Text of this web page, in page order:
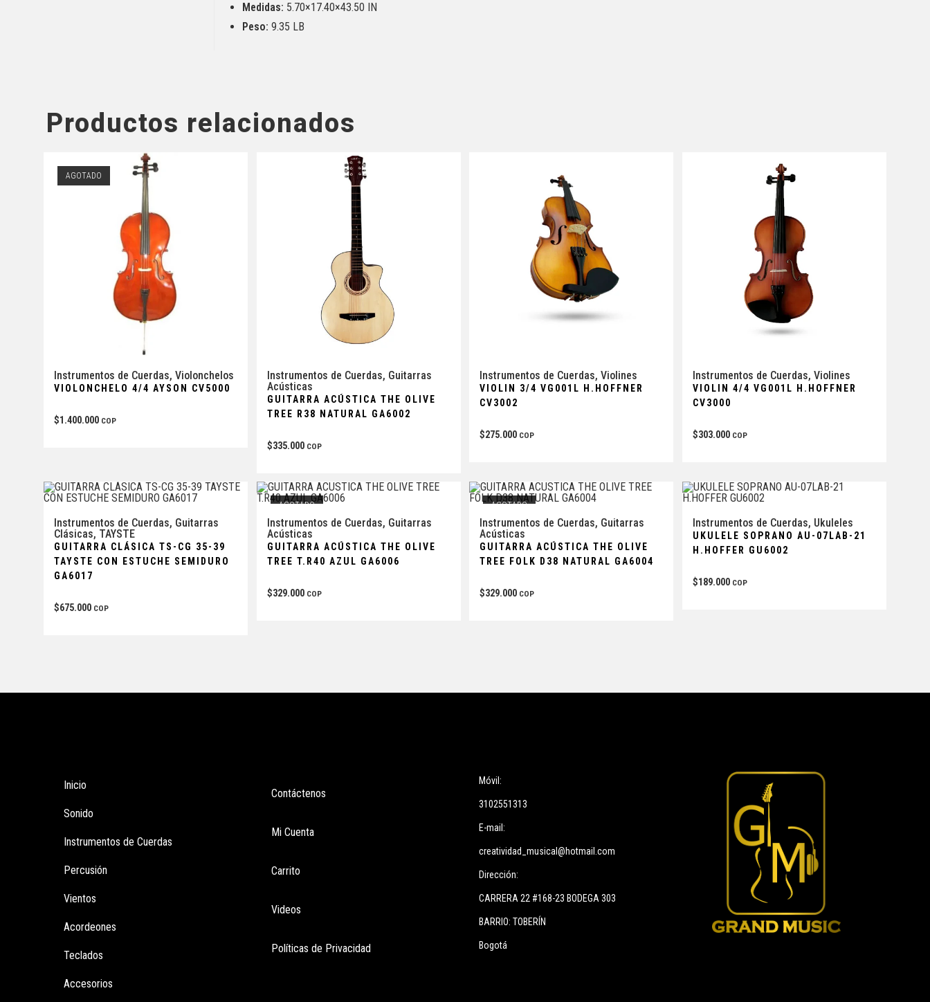
Medidas: 5.70×17.40×43.50 IN
Peso: 9.35 LB
Productos relacionados
AGOTADO
Instrumentos de Cuerdas,Violonchelos
VIOLONCHELO 4/4 AYSON CV5000
$1.400.000 COP
Instrumentos de Cuerdas, Guitarras
Acústicas
GUITARRA ACÚSTICA THE OLIVE
TREE R38 NATURAL GA6002
$335.000 COP
Instrumentos de Cuerdas,Violines
VIOLIN 3/4 VG001L H.HOFFNER
CV3002
$275.000 COP
Instrumentos de Cuerdas, Violines
VIOLIN 4/4 VG001L H.HOFFNER
CV3000
$303.000 COP
Instrumentos de Cuerdas, Guitarras
Clásicas, TAYSTE
GUITARRA CLÁSICA TS-CG 35-39
TAYSTE CON ESTUCHE SEMIDURO
GA6017
$675.000 COP
AGOTADO
Instrumentos de Cuerdas, Guitarras
Acústicas
GUITARRA ACÚSTICA THE OLIVE
TREE T.R40 AZUL GA6006
$329.000 COP
AGOTADO
Instrumentos de Cuerdas, Guitarras
Acústicas
GUITARRA ACÚSTICA THE OLIVE
TREE FOLK D38 NATURAL GA6004
$329.000 COP
Instrumentos de Cuerdas, Ukuleles
UKULELE SOPRANO AU-07LAB-21
H.HOFFER GU6002
$189.000 COP
Inicio
Sonido
Instrumentos de Cuerdas
Percusión
Vientos
Acordeones
Teclados
Accesorios
Contáctenos
Mi Cuenta
Carrito
Videos
Políticas de Privacidad
Móvil:
3102551313
E-mail:
creatividad_musical@hotmail.com
Dirección:
CARRERA 22 #168-23 BODEGA 303
BARRIO: TOBERÍN
Bogotá